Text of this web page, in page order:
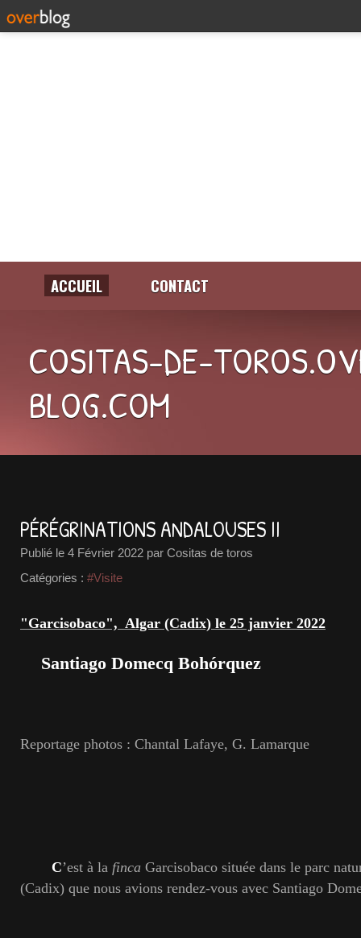
ACCUEIL CONTACT
COSITAS-DE-
BLOG.COM
PÉRÉGRINATIONS ANDALOUSES II
Publié le 4 Février 2022 par Cositas de toros
Catégories : #Visite
"Garcisobaco", Algar (Cadix) le 25 janvier 2022
Santiago Domecq Bohórquez
Reportage photos : Chantal Lafaye, G. Lamarque
C’est à la finca Garcisobaco située dans le parc
(Cadix) que nous avions rendez-vous avec Santiago